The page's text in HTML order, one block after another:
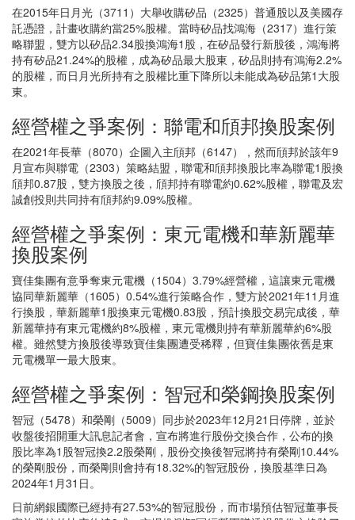
在2015年日月光（3711）大舉收購矽品（2325）普通股以及美國存
託憑證，計畫收購約當25%股權。當時矽品找鴻海（2317）進行策
略聯盟，雙方以矽品2.34股換鴻海1股，在矽品發行新股後，鴻海將
持有矽品21.24%的股權，成為矽品最大股東，矽品則持有鴻海2.2%
的股權，而日月光所持有之股權比重下降所以未能成為矽品第1大股
東。
經營權之爭案例：聯電和頎邦換股案例
在2021年長華（8070）企圖入主頎邦（6147），然而頎邦於該年9
月宣布與聯電（2303）策略結盟，聯電和頎邦換股比率為聯電1股換
頎邦0.87股，雙方換股之後，頎邦持有聯電約0.62%股權，聯電及宏
誠創投則共同持有頎邦約9.09%股權。
經營權之爭案例：東元電機和華新麗華
換股案例
寶佳集團有意爭奪東元電機（1504）3.79%經營權，這讓東元電機
協同華新麗華（1605）0.54%進行策略合作，雙方於2021年11月進
行換股，華新麗華1股換東元電機0.83股，預計換股交易完成後，華
新麗華持有東元電機約8%股權，東元電機則持有華新麗華約6%股
權。雖然雙方換股後導致寶佳集團遭受稀釋，但寶佳集團依舊是東
元電機單一最大股東。
經營權之爭案例：智冠和榮鋼換股案例
智冠（5478）和榮剛（5009）同步於2023年12月21日停牌，並於
收盤後招開重大訊息記者會，宣布將進行股份交換合作，公布的換
股比率為1股智冠換2.2股榮剛，股份交換後智冠將持有榮剛10.44%
的榮剛股份，而榮剛則會持有18.32%的智冠股份，換股基準日為
2024年1月31日。
日前網銀國際已經持有27.53%的智冠股份，而市場預估智冠董事長